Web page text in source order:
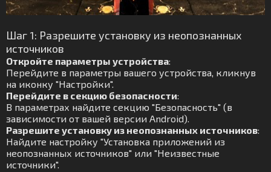
Шаг 1: Разрешите установку из неопознанных
источников
Откройте параметры устройства:
Перейдите в параметры вашего устройства, кликнув
на иконку "Настройки".
Перейдите в секцию безопасности:
В параметрах найдите секцию "Безопасность" (в
зависимости от вашей версии Android).
Разрешите установку из неопознанных источников:
Найдите настройку "Установка приложений из
неопознанных источников" или "Неизвестные
источники".